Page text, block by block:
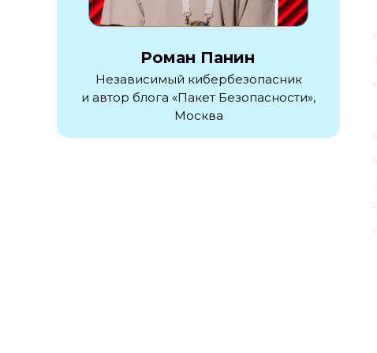
Роман Панин
Независимый кибербезопасник
и автор блога «Пакет Безопасности»,
Москва